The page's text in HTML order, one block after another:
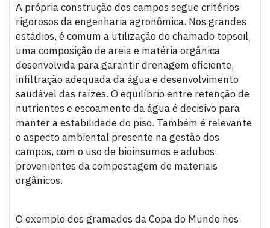
A própria construção dos campos segue critérios
rigorosos da engenharia agronômica. Nos grandes
estádios, é comum a utilização do chamado topsoil,
uma composição de areia e matéria orgânica
desenvolvida para garantir drenagem eficiente,
infiltração adequada da água e desenvolvimento
saudável das raízes. O equilíbrio entre retenção de
nutrientes e escoamento da água é decisivo para
manter a estabilidade do piso. Também é relevante
o aspecto ambiental presente na gestão dos
campos, com o uso de bioinsumos e adubos
provenientes da compostagem de materiais
orgânicos.
O exemplo dos gramados da Copa do Mundo nos